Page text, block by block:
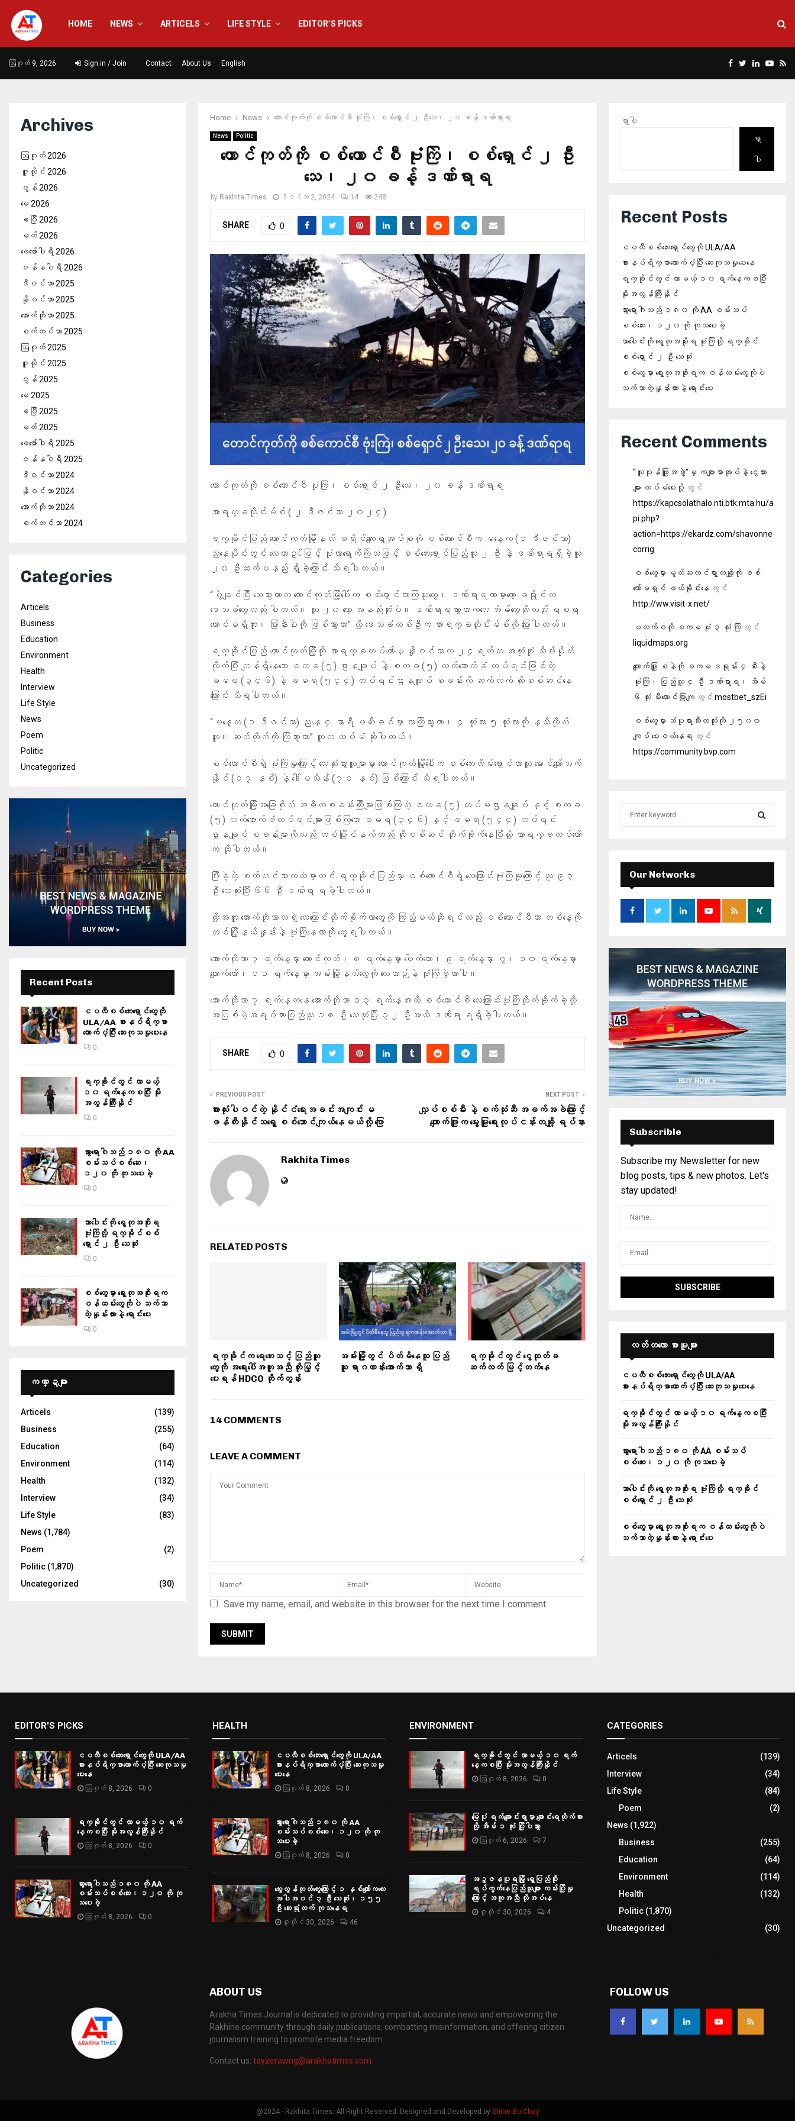
HOME NEWS ARTICELS LIFE STYLE EDITOR’S PICKS
ဩဂုတ် 9, 2026 Sign in / Join Contact About Us English Facebook
Twitter
Linkedin
Home News တောင်ကုတ်ကို စစ်ကောင်စီ ဗုံးကြဲ၊ စစ်ရှောင် ၂ ဦးသေ၊ ၂၀ ခန့် ဒဏ်ရာရ
News Politic
တောင်ကုတ်ကို စစ်ကောင်စီ ဗုံးကြဲ၊ စစ်ရှောင် ၂ ဦး
သေ၊ ၂၀ ခန့် ဒဏ်ရာရ
by Rakhita Times ဒီဇင်ဘာ 2, 2024 14 248
SHARE 0
တောင်ကုတ်ကို စစ်ကောင်စီ ဗုံးကြဲ၊ စစ်ရှောင် ၂ ဦးသေ၊ ၂၀ ခန့် ဒဏ်ရာရ
အာရက္ခတိုင်းမ်စ် ( ၂ ဒီဇင်ဘာ ၂၀၂၄)
ရက္ခိုင်ပြည် တောင်ကုတ်မြို့နယ် ခရိုင်ကျေးရွာအုပ်စုကို စစ်ကောင်စီက မနေ့က (၁ ဒီဇင်ဘာ)
ညနေပိုင်းတွင် လေယာဥ◌်ဖြင့် ဗုံးလာရောက်ကြဲသဖြင့် စစ်ဘေးရှောင်ပြည်သူ ၂ ဦး နဲ့ ဒဏ်ရာရရှိခဲ့သူ
၂၀ ဦးထက်မနည်း ရှိခဲ့ကြောင်း သိရပါတယ်။
“ပွဲချင်ပြီး သေသွားတာက တောင်ကုတ်မြို့ပေါ်က စစ်ရှောင်လာကြသူတွေ၊ ဒဏ်ရာရတာမှာတော့ ခရိုင်က
ဒေသခံတွေလည်း ပါတယ်။ လူ ၂၀ တော့ အနည်းဆုံးပဲ။ ဒဏ်ရာရသွားတာကလေ အိမ်တွေဆိုလည်း ရစရာ
တောင်မရှိဘူး။ ပြာနီးပါးကို ဖြစ်သွားတာ” လို့ ဒေသခံတစ်ဦးက အာရက္ခတိုင်းမ်စ်ကို ပြောပါတယ်။
ရက္ခိုင်ပြည် တောင်ကုတ်မြို့ကို အာရက္ခတပ်တော်မှ နိုဝင်ဘာလ ၂၄ရက်က အလုံးစုံ သိမ်းပိုက်
လိုက်ပြီး ကျန်ရှိနေသော စကခ (၅) ဌာနချုပ် နဲ့ စကခ (၅) လက်အောက်ခံ တပ်ရင်းဖြစ်တဲ့
ခမရ (၃၄၆) နဲ့ ခမရ (၅၄၄) တပ်ရင်းဌာနချုပ် စခန်းကို ဆက်လက် ထိုးစစ်ဆင်နေ
ကြောင်း သိရပါတယ်။
“မနေ့က (၁ ဒီဇင်ဘာ) ညနေ ၄ နာရီ မတီးခင်မှာ လာကြဲသွားတာ၊ ၄ လုံးလား ၅ လုံးလားကို နသိလိုက်
ဘူး။ ဆက်တိုက်ကို ကြဲသွားတာ” သူက ထပ်မံ ဆိုပါတယ်။
စစ်ကောင်စီရဲ့ ဗုံးကြဲမှုကြောင့် သေဆုံးသွားသူများမှာ တောင်ကုတ်မြို့ပေါ်က စစ်ဘေးတိမ်းရှောင်လာသူ မောင်ကျော်သက်
နိုင် (၁၇ နှစ်) နဲ့ ဒေါ်မသိန်း (၇၁ နှစ်) ဖြစ်ကြောင်း သိရပါတယ်။
တောင်ကုတ်မြို့အခြေစိုက် အဓိကစခန်းကြီးများဖြစ်ကြတဲ့ စကခ (၅) တပ်မဌာနချုပ် နှင့် စကခ
(၅) လက်အောက်ခံတပ်ရင်းများဖြစ်ကြသော ခမရ (၃၄၆) နှင့် ခမရ (၅၄၄) တပ်ရင်း
ဌာနချုပ် စခန်းများကိုလည်း တစ်ပြိုင်နက်တည်း ထိုးစစ်ဆင် တိုက်ခိုက်နေပြီလို့ အာရက္ခတပ်တော်
က ဆိုပါတယ်။
ပြီးခဲ့တဲ့ စက်တင်ဘာလထဲမှာတင် ရက္ခိုင်ပြည်မှာ စစ်ကောင်စီရဲ့ လေကြောင်းဗုံးကြဲမှုကြောင့် လူ ၉၃
ဦး သေဆုံးပြီး ၆၆ ဦး ဒဏ်ရာ ရခဲ့ပါတယ်။
ထို့အတူ အောက်တိုဘာလရဲ့ လေကြောင်းတိုက်ခိုက်တာတွေကို ကြည့်မယ်ဆိုရင်လည်း စစ်ကောင်စီဟာ တစ်နေ့ကို
တစ်မြို့နယ်နှုန်းနဲ့ ဗုံးကြဲနေတာကို တွေ့ရပါတယ်။
အောက်တိုဘာ ၇ ရက်နေ့မှာ တောင်ကုတ်၊ ၈ ရက်နေ့မှာ ပေါက်တော၊ ၉ ရက်နေ့မှာ ဂွ၊ ၁၀ ရက်နေ့မှာ
ကျောက်တော်၊ ၁၁ ရက်နေ့မှာ အမ်းမြို့နယ်တွေကို လေယာဉ်နဲ့ ဗုံးကြဲခဲ့တာပါ။
အောက်တိုဘာ ၇ ရက်နေ့ကနေ အောက်တိုဘာ ၁၃ ရက်နေ့အထိ စစ်ကောင်စီ လေကြောင်းဗုံးကြဲတိုက်ခိုက်ခဲ့လို့
အပြစ်မဲ့အရပ်သားပြည်သူ ၁၈ ဦး သေဆုံးပြီး ၃၂ ဦးအထိ ဒဏ်ရာ ရရှိခဲ့ပါတယ်။
SHARE 0
PREVIOUS POST
အားလုံးပါဝင်တဲ့ နိုင်ငံရေးအခင်းအကျင်း မ
ဖန်တီးနိုင်သရွေ့ စစ်ဘောင်ကျယ်နေမယ်လို့ ပြော
NEXT POST
လျှပ်စစ်မီး နဲ့ စက်သုံးဆီ အခက်အခဲကြောင့်
ကျောက်ဖြူက မွေးမြူရေးလုပ်ငန်းတချို့ ရပ်နား
Rakhita Times
RELATED POSTS
ရက္ခိုင်က ရေဘေးသင့် ပြည်သူ
တွေကို အရေးပေါ်အကူအညီ တိုးမြှင့်
ပေးရန် HDCO တိုက်တွန်း
အမ်းမြို့တွင် ပိတ်မိနေသူ ပြည်
သူ ရာဂဏန်းအောက်သာ ရှိ
ရက္ခိုင်တွင် ငွေထုတ်ခ
ဆက်လက် မြင့်တက်နေ
14 COMMENTS
LEAVE A COMMENT
Save my name, email, and website in this browser for the next time I comment.
Archives
ဩဂုတ် 2026
ဇူလိုင် 2026
ဇွန် 2026
မေ 2026
ဧပြီ 2026
မတ် 2026
ဖေ‌ဖော်ဝါရီ 2026
ဇန်နဝါရီ 2026
ဒီဇင်ဘာ 2025
နိုဝင်ဘာ 2025
အောက်တိုဘာ 2025
စက်တင်ဘာ 2025
ဩဂုတ် 2025
ဇူလိုင် 2025
ဇွန် 2025
မေ 2025
ဧပြီ 2025
မတ် 2025
ဖေ‌ဖော်ဝါရီ 2025
ဇန်နဝါရီ 2025
ဒီဇင်ဘာ 2024
နိုဝင်ဘာ 2024
အောက်တိုဘာ 2024
စက်တင်ဘာ 2024
Categories
Articels
Business
Education
Environment
Health
Interview
Life Style
News
Poem
Politic
Uncategorized
Recent Posts
ငပလီစစ်ဘေးရှောင်တွေကို
ULA/AA စားနပ်ရိက္ခာ
ထောက်ပံ့ပြီး ဆေးကုသမှုပေးနေ
0
ရက္ခိုင်တွင် လာမယ့်
၁၀ ရက်နေ့ကစပြီး မိုး
အလွန်ကြီးနိုင်
0
သွားရောဂါသည် ၁၈၀ ကို AA
စမ်းသပ်စစ်ဆေး၊
၁၂၀ ကို ကုသပေးခဲ့
0
သာပေါင်းကို ရွေတုအစိုးရ
ဗုံးကြဲလို့ ရက္ခိုင်စစ်
ရှောင် ၂ ဦး သေဆုံး
0
စစ်တွေမှာ ရွေးတုအစိုးရက
ဝန်ထမ်းတွေကိုပဲ သက်သာ
တဲ့နှုန်းထားနဲ့ ရောင်းပေး
0
ကဏ္ဍများ
Articels
(139)
Business
(255)
Education
(64)
Environment
(114)
Health
(132)
Interview
(34)
Life Style
(83)
News (1,784)
Poem
(2)
Politic (1,870)
Uncategorized
(30)
ရှာပါ
ရှာ
ပါ
Recent Posts
ငပလီစစ်ဘေးရှောင်တွေကို ULA/AA
စားနပ်ရိက္ခာထောက်ပံ့ပြီး ဆေးကုသမှုပေးနေ
ရက္ခိုင်တွင် လာမယ့် ၁၀ ရက်နေ့ကစပြီး
မိုးအလွန်ကြီးနိုင်
သွားရောဂါသည် ၁၈၀ ကို AA စမ်းသပ်
စစ်ဆေး၊ ၁၂၀ ကို ကုသပေးခဲ့
သာပေါင်းကို ရွေတုအစိုးရ ဗုံးကြဲလို့ ရက္ခိုင်
စစ်ရှောင် ၂ ဦး သေဆုံး
စစ်တွေမှာ ရွေးတုအစိုးရက ဝန်ထမ်းတွေကိုပဲ
သက်သာတဲ့နှုန်းထားနဲ့ ရောင်းပေး
Recent Comments
“သူပုန်ဖြူအဖွဲ့”မှ ကဗျာစာအုပ်နဲ့‌‌ ငွေသား
များ ထပ်မံပေးပို့ တွင်
https://kapcsolathalo.nti.btk.mta.hu/a
pi.php?
action=https://ekardz.com/shavonne
corrig
စစ်တွေမှာ မွတ်ဆလင်ရွာတချို့ကို စစ်
ကော်မရှင် ဖယ်ခိုင်းနေ တွင်
http://ww.visit-x.net/
ပလက်ဝကို စကမ ဗုံး ၃ လုံး ကြဲ တွင်
liquidmaps.org
ကျောက်ဖြူ စနဲကို စကမ ဒရုန်း ၄ စီးနဲ့
ဗုံးကြဲ၊ ပြည်သူ ၄ ဦး ဒဏ်ရာရ၊ အိမ်
၆ လုံး မီးလောင်ပြာကျ တွင် mostbet_szEi
စစ်တွေမှာ သံပုရာသီးတလုံးကို ၂၅၀၀
ကျပ် ပေးဝယ်နေရ တွင်
https://community.bvp.com
:
E
A
R
Our Networks
Subscrible
Subscribe my Newsletter for new
blog posts, tips & new photos. Let's
stay updated!
လတ်တ‌လော စာမူများ
ငပလီစစ်ဘေးရှောင်တွေကို ULA/AA
စားနပ်ရိက္ခာထောက်ပံ့ပြီး ဆေးကုသမှုပေးနေ
ရက္ခိုင်တွင် လာမယ့် ၁၀ ရက်နေ့ကစပြီး
မိုးအလွန်ကြီးနိုင်
သွားရောဂါသည် ၁၈၀ ကို AA စမ်းသပ်
စစ်ဆေး၊ ၁၂၀ ကို ကုသပေးခဲ့
သာပေါင်းကို ရွေတုအစိုးရ ဗုံးကြဲလို့ ရက္ခိုင်
စစ်ရှောင် ၂ ဦး သေဆုံး
စစ်တွေမှာ ရွေးတုအစိုးရက ဝန်ထမ်းတွေကိုပဲ
သက်သာတဲ့နှုန်းထားနဲ့ ရောင်းပေး
EDITOR'S PICKS
ငပလီစစ်ဘေးရှောင်တွေကို ULA/AA
စားနပ်ရိက္ခာထောက်ပံ့ပြီး ဆေးကုသမှု
ပေးနေ
ဩဂုတ် 8, 2026 0
ရက္ခိုင်တွင် လာမယ့် ၁၀ ရက်
နေ့ကစပြီး မိုးအလွန်ကြီးနိုင်
ဩဂုတ် 8, 2026 0
သွားရောဂါသည် ၁၈၀ ကို AA
စမ်းသပ်စစ်ဆေး၊ ၁၂၀ ကို ကု
သပေးခဲ့
ဩဂုတ် 8, 2026 0
HEALTH
ငပလီစစ်ဘေးရှောင်တွေကို ULA/AA
စားနပ်ရိက္ခာထောက်ပံ့ပြီး ဆေးကုသမှု
ပေးနေ
ဩဂုတ် 8, 2026 0
သွားရောဂါသည် ၁၈၀ ကို AA
စမ်းသပ်စစ်ဆေး၊ ၁၂၀ ကို ကု
သပေးခဲ့
ဩဂုတ် 8, 2026 0
သွေးလွန်တုတ်ကွေးကြောင့် ၁ နှစ်ကျော်ကလေး
အပါအဝင် ၃ ဦး သေဆုံး၊ ၁၅၅
ဦး ဆေးရုံတက် ကုသနေရ
ဇူလိုင် 30, 2026 46
ENVIRONMENT
ရက္ခိုင်တွင် လာမယ့် ၁၀ ရက်
နေ့ကစပြီး မိုးအလွန်ကြီးနိုင်
ဩဂုတ် 8, 2026 0
မြေပုံ ရက်ချောင်းရွာမှာ ချောင်းရေတိုက်စား
လို့ အိမ် ၁ လုံး ပြိုပါသွား
ဩဂုတ် 6, 2026 7
အဥ္ဇနပူရမြို့ ရွှေပြည်စိုး
ရပ်ကွက်နေပြည်သူများ ကမ်းပြိုမှု
ကြောင့် အကူအညီ လိုအပ်နေ
ဇူလိုင် 30, 2026 4
CATEGORIES
Articels
(139)
Interview
(34)
Life Style
(84)
Poem
(2)
News (1,922)
Business
(255)
Education
(64)
Environment
(114)
Health
(132)
Politic(1,870)
Uncategorized
(30)
ABOUT US
Arakha Times Journal is dedicated to providing impartial, accurate news and empowering the
Rakhine community through daily publications, combatting misinformation, and offering citizen
journalism training to promote media freedom.
Contact us: tayzerawng@arakhatimes.com
FOLLOW US
@2024 - Rakhita Times. All Right Reserved. Designed and Developed by Shine Bu Chay